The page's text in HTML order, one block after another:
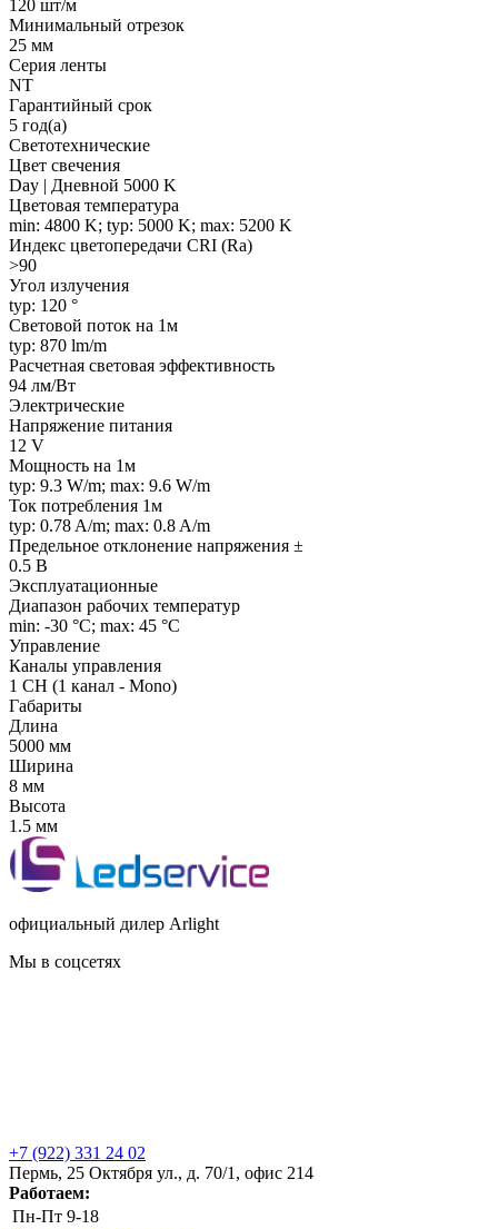
120 шт/м
Минимальный отрезок
25 мм
Серия ленты
NT
Гарантийный срок
5 год(а)
Светотехнические
Цвет свечения
Day | Дневной 5000 K
Цветовая температура
min: 4800 K; typ: 5000 K; max: 5200 K
Индекс цветопередачи CRI (Ra)
>90
Угол излучения
typ: 120 °
Световой поток на 1м
typ: 870 lm/m
Расчетная световая эффективность
94 лм/Вт
Электрические
Напряжение питания
12 V
Мощность на 1м
typ: 9.3 W/m; max: 9.6 W/m
Ток потребления 1м
typ: 0.78 A/m; max: 0.8 A/m
Предельное отклонение напряжения ±
0.5 В
Эксплуатационные
Диапазон рабочих температур
min: -30 °C; max: 45 °C
Управление
Каналы управления
1 CH (1 канал - Mono)
Габариты
Длина
5000 мм
Ширина
8 мм
Высота
1.5 мм
официальный дилер Arlight
Мы в соцсетях
+7 (922) 331 24 02
Пермь, 25 Октября ул., д. 70/1, офис 214
Работаем:
Пн-Пт 9-18